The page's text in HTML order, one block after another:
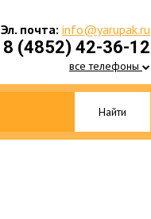
Эл. почта: info@yarupak.ru
8 (4852) 42-36-12
все телефоны
Найти